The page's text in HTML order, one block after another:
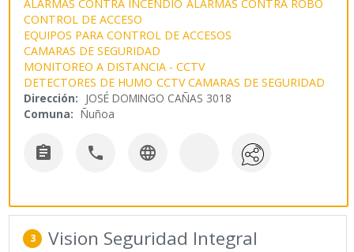
ALARMAS CONTRA INCENDIO ALARMAS CONTRA ROBO
CONTROL DE ACCESO
EQUIPOS PARA CONTROL DE ACCESOS
CAMARAS DE SEGURIDAD
MONITOREO A DISTANCIA - CCTV
DETECTORES DE HUMO CCTV CAMARAS DE SEGURIDAD
Dirección: JOSÉ DOMINGO CAÑAS 3018
Comuna: Ñuñoa
  
3 Vision Seguridad Integral